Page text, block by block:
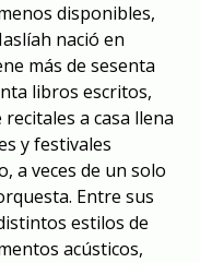
disponibles,
nació en
más de sesenta
ta libros escritos,
recitales a casa llena
y festivales
a veces de un solo
Entre sus
estilos de
acústicos,